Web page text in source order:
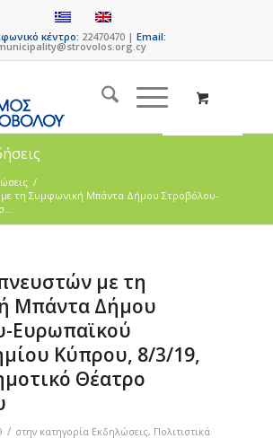
κέντρο: 22470470 |Email:
/
με τη Συμφωνική Μπάντα Δήμου Στροβόλου-
με τη
Μπάντα Δήμου
Ευρωπαϊκού
Κύπρου, 8/3/19,
Θέατρο
/ στην κατηγορία Εκδηλώσεις, Πολιτιστικά